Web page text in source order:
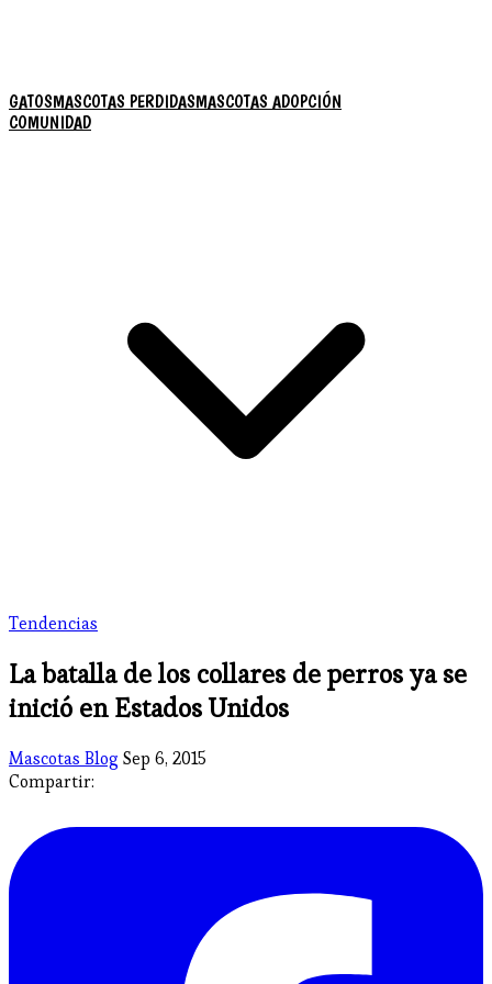
GATOSMASCOTAS PERDIDASMASCOTAS ADOPCIÓN
COMUNIDAD
Tendencias
La batalla de los collares de perros ya se
inició en Estados Unidos
Mascotas Blog Sep 6, 2015
Compartir: